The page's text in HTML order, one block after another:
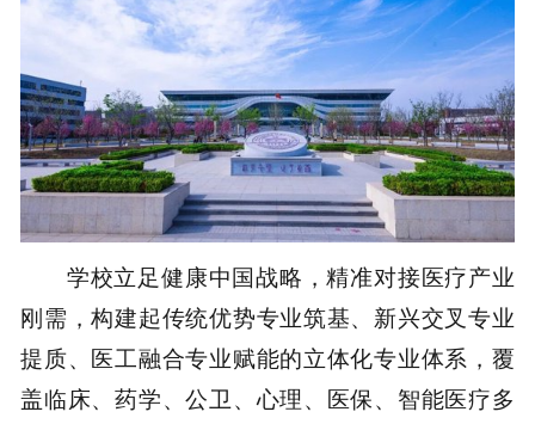
学校立足健康中国战略，精准对接医疗产业
刚需，构建起传统优势专业筑基、新兴交叉专业
提质、医工融合专业赋能的立体化专业体系，覆
盖临床、药学、公卫、心理、医保、智能医疗多